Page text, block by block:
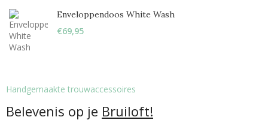
Enveloppendoos White Wash
€69,95
Handgemaakte trouwaccessoires
Belevenis op je Bruiloft!